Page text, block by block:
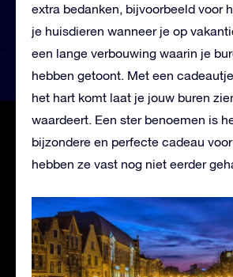
extra bedanken, bijvoorbeeld voor
je huisdieren wanneer je op
een lange verbouwing waarin je
hebben getoont. Met een
het hart komt laat je jouw buren
waardeert. Een ster benoemen is
bijzondere en perfecte cadeau
hebben ze vast nog niet eerder